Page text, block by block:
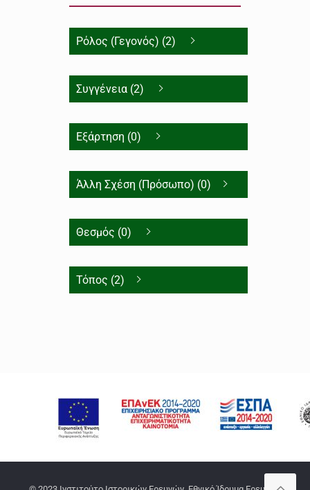
Ρόλος (Γεγονός) (2)
Συγγένεια (2)
Εξάρτηση (0)
Άλλη Σχέση (Πρόσωπο) (0)
Θεσμός (0)
Τόπος (2)